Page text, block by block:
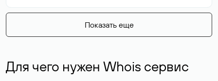
Показать еще
Для чего нужен Whois сервис